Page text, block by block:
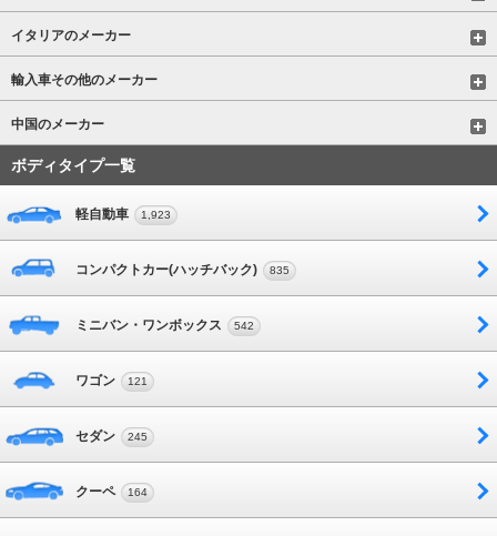
イタリアのメーカー
輸入車その他のメーカー
中国のメーカー
ボディタイプ一覧
軽自動車 1,923
コンパクトカー(ハッチバック) 835
ミニバン・ワンボックス 542
ワゴン 121
セダン 245
クーペ 164